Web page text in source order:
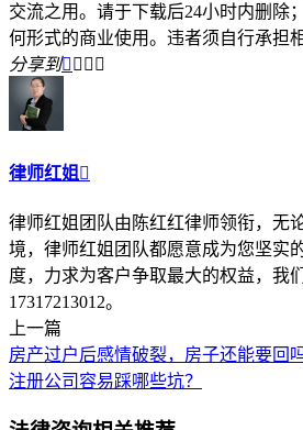
交流之用。请于下载后24小时内删除
何形式的商业使用。违者须自行承担
分享到   
律师红姐 
律师红姐团队由陈红红律师领衔，无
境，律师红姐团队都愿意成为您坚实
度，力求为客户争取最大的权益，我
17317213012。
上一篇
房产过户后感情破裂，房子还能要回吗
注册公司容易踩哪些坑？